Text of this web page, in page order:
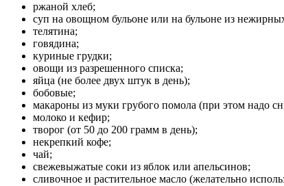
ржаной хлеб;
суп на овощном бульоне или на бульоне из
телятина;
говядина;
куриные грудки;
овощи из разрешенного списка;
яйца (не более двух штук в день);
бобовые;
макароны из муки грубого помола (при этом надо
молоко и кефир;
творог (от 50 до 200 грамм в день);
некрепкий кофе;
чай;
свежевыжатые соки из яблок или апельсинов;
сливочное и растительное масло (желательно